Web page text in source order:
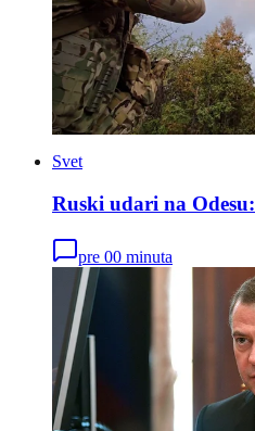
Svet
Ruski udari na
pre 00 minuta